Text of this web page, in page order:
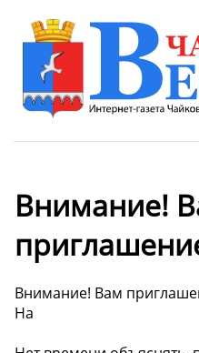
Внимание!
Внимание! Вам
На